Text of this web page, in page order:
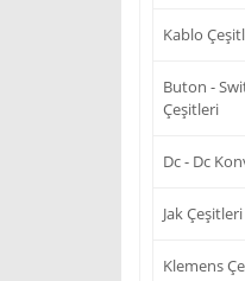
Kablo
Buton -
Çeşitleri
Dc - Dc
Jak Çeşitleri
Klemens